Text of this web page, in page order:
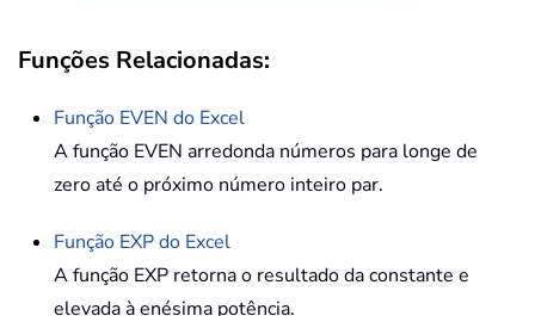
Funções Relacionadas:
Função EVEN do Excel
A função EVEN arredonda números para longe de
zero até o próximo número inteiro par.
Função EXPdo Excel
A função EXP retorna o resultado da constante e
elevada à enésima potência.